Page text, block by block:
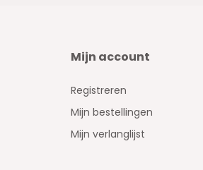
Mijn account
Registreren
Mijn bestellingen
Mijn verlanglijst